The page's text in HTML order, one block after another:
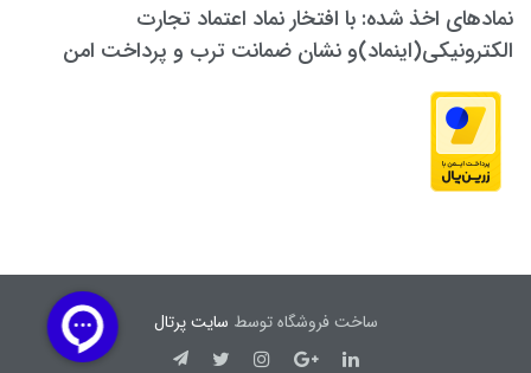
نمادهای اخذ شده: با افتخار نماد اعتماد تجارت
الکترونیکی(اینماد)و نشان ضمانت ترب و پرداخت امن
ساخت فروشگاه توسط سایت پرتال